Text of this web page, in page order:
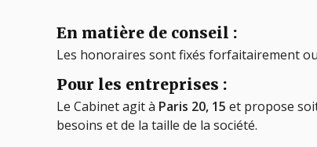
En matière de conseil :
Les honoraires sont fixés forfaitairement
Pour les entreprises :
Le Cabinet agit à Paris 20, 15 et propose
besoins et de la taille de la société.